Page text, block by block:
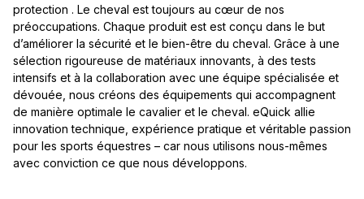
protection . Le cheval est toujours au cœur de nos
préoccupations. Chaque produit est est conçu dans le but
d’améliorer la sécurité et le bien-être du cheval. Grâce à une
sélection rigoureuse de matériaux innovants, à des tests
intensifs et à la collaboration avec une équipe spécialisée et
dévouée, nous créons des équipements qui accompagnent
de manière optimale le cavalier et le cheval. eQuick allie
innovation technique, expérience pratique et véritable passion
pour les sports équestres – car nous utilisons nous-mêmes
avec conviction ce que nous développons.